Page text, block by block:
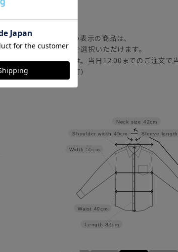
【 アイコンについて】
の表示の商品は、
注文画面でお急ぎ発送を選択いただけます。
さらにメルマガ会員様は、当日12:00までのご注文で
正商品の場合は対応不可）
Sleeve length
Neck size 42cm
Length 82cm
Waist 49cm
Width 55cm
Shoulder width 45cm